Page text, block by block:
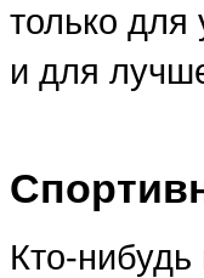
только
и для
Кто-